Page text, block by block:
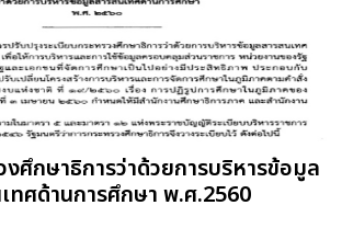
งศึกษาธิการว่าด้วยการบริหารข้อมูล
ทศด้านการศึกษา พ.ศ.2560